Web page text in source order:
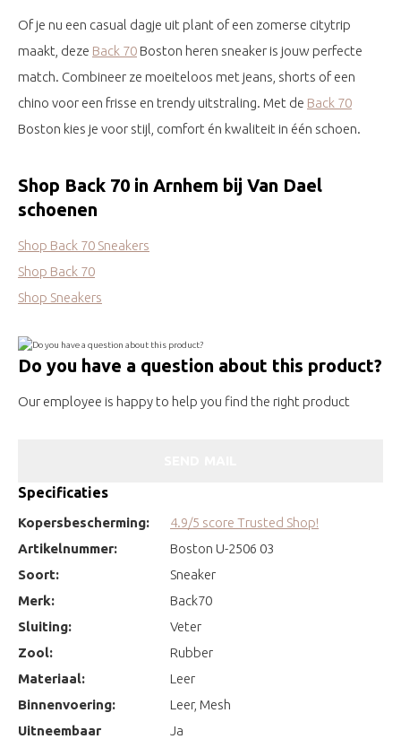
Of je nu een casual dagje uit plant of een zomerse citytrip
maakt, deze Back 70 Boston heren sneaker is jouw perfecte
match. Combineer ze moeiteloos met jeans, shorts of een
chino voor een frisse en trendy uitstraling. Met de Back 70
Boston kies je voor stijl, comfort én kwaliteit in één schoen.
Shop Back 70 in Arnhem bij Van Dael
schoenen
Shop Back 70 Sneakers
Shop Back 70
Shop Sneakers
Do you have a question about this product?
Our employee is happy to help you find the right product
Specificaties
Kopersbescherming:
4.9/5 score Trusted Shop!
Artikelnummer:
Boston U-2506 03
Soort:
Sneaker
Merk:
Back70
Sluiting:
Veter
Zool:
Rubber
Materiaal:
Leer
Binnenvoering:
Leer, Mesh
Uitneembaar
Ja